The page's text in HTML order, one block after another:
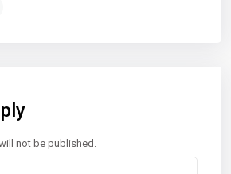
not be published.